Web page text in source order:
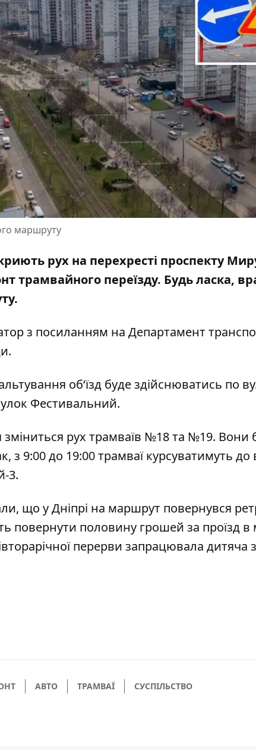
маршруту
рух на перехресті проспекту
трамвайного переїзду. Будь ласка,
з посиланням на Департамент
об‘їзд буде здійснюватись по
Фестивальний.
зміниться рух трамваїв №18 та №19. Вони
9:00 до 19:00 трамваї курсуватимуть до
3.
що у Дніпрі на маршрут повернувся
повернути половину грошей за проїзд в
перерви запрацювала дитяча
АВТО ТРАМВАЇ СУСПІЛЬСТВО